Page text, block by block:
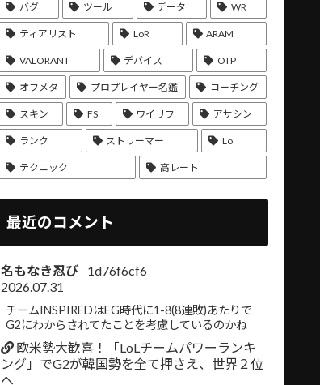
バグ ツール データ WR
ティアリスト LoR ARAM
VALORANT デバイス OTP
オフメタ プロプレイヤー名鑑 コーチング
スキン FS ワイリフ アサシン
ランク ストリーマー Lo
テクニック 高レート
最近のコメント
名もなき忍び
1d76f6cf6
2026.07.31
チームINSPIREDはEG時代に1-8(8連敗)あたりで
G2にわからされてたことを考慮しているのかね
欧米勢大歓喜！「LoLチームパワーランキ
ング」でG2が韓国勢を全て押さえ、世界２位
へ